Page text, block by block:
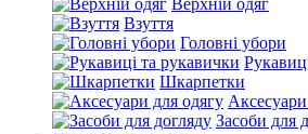
Верхній одяг
Взуття
Головні убори
Шкарпетки
Засоби для